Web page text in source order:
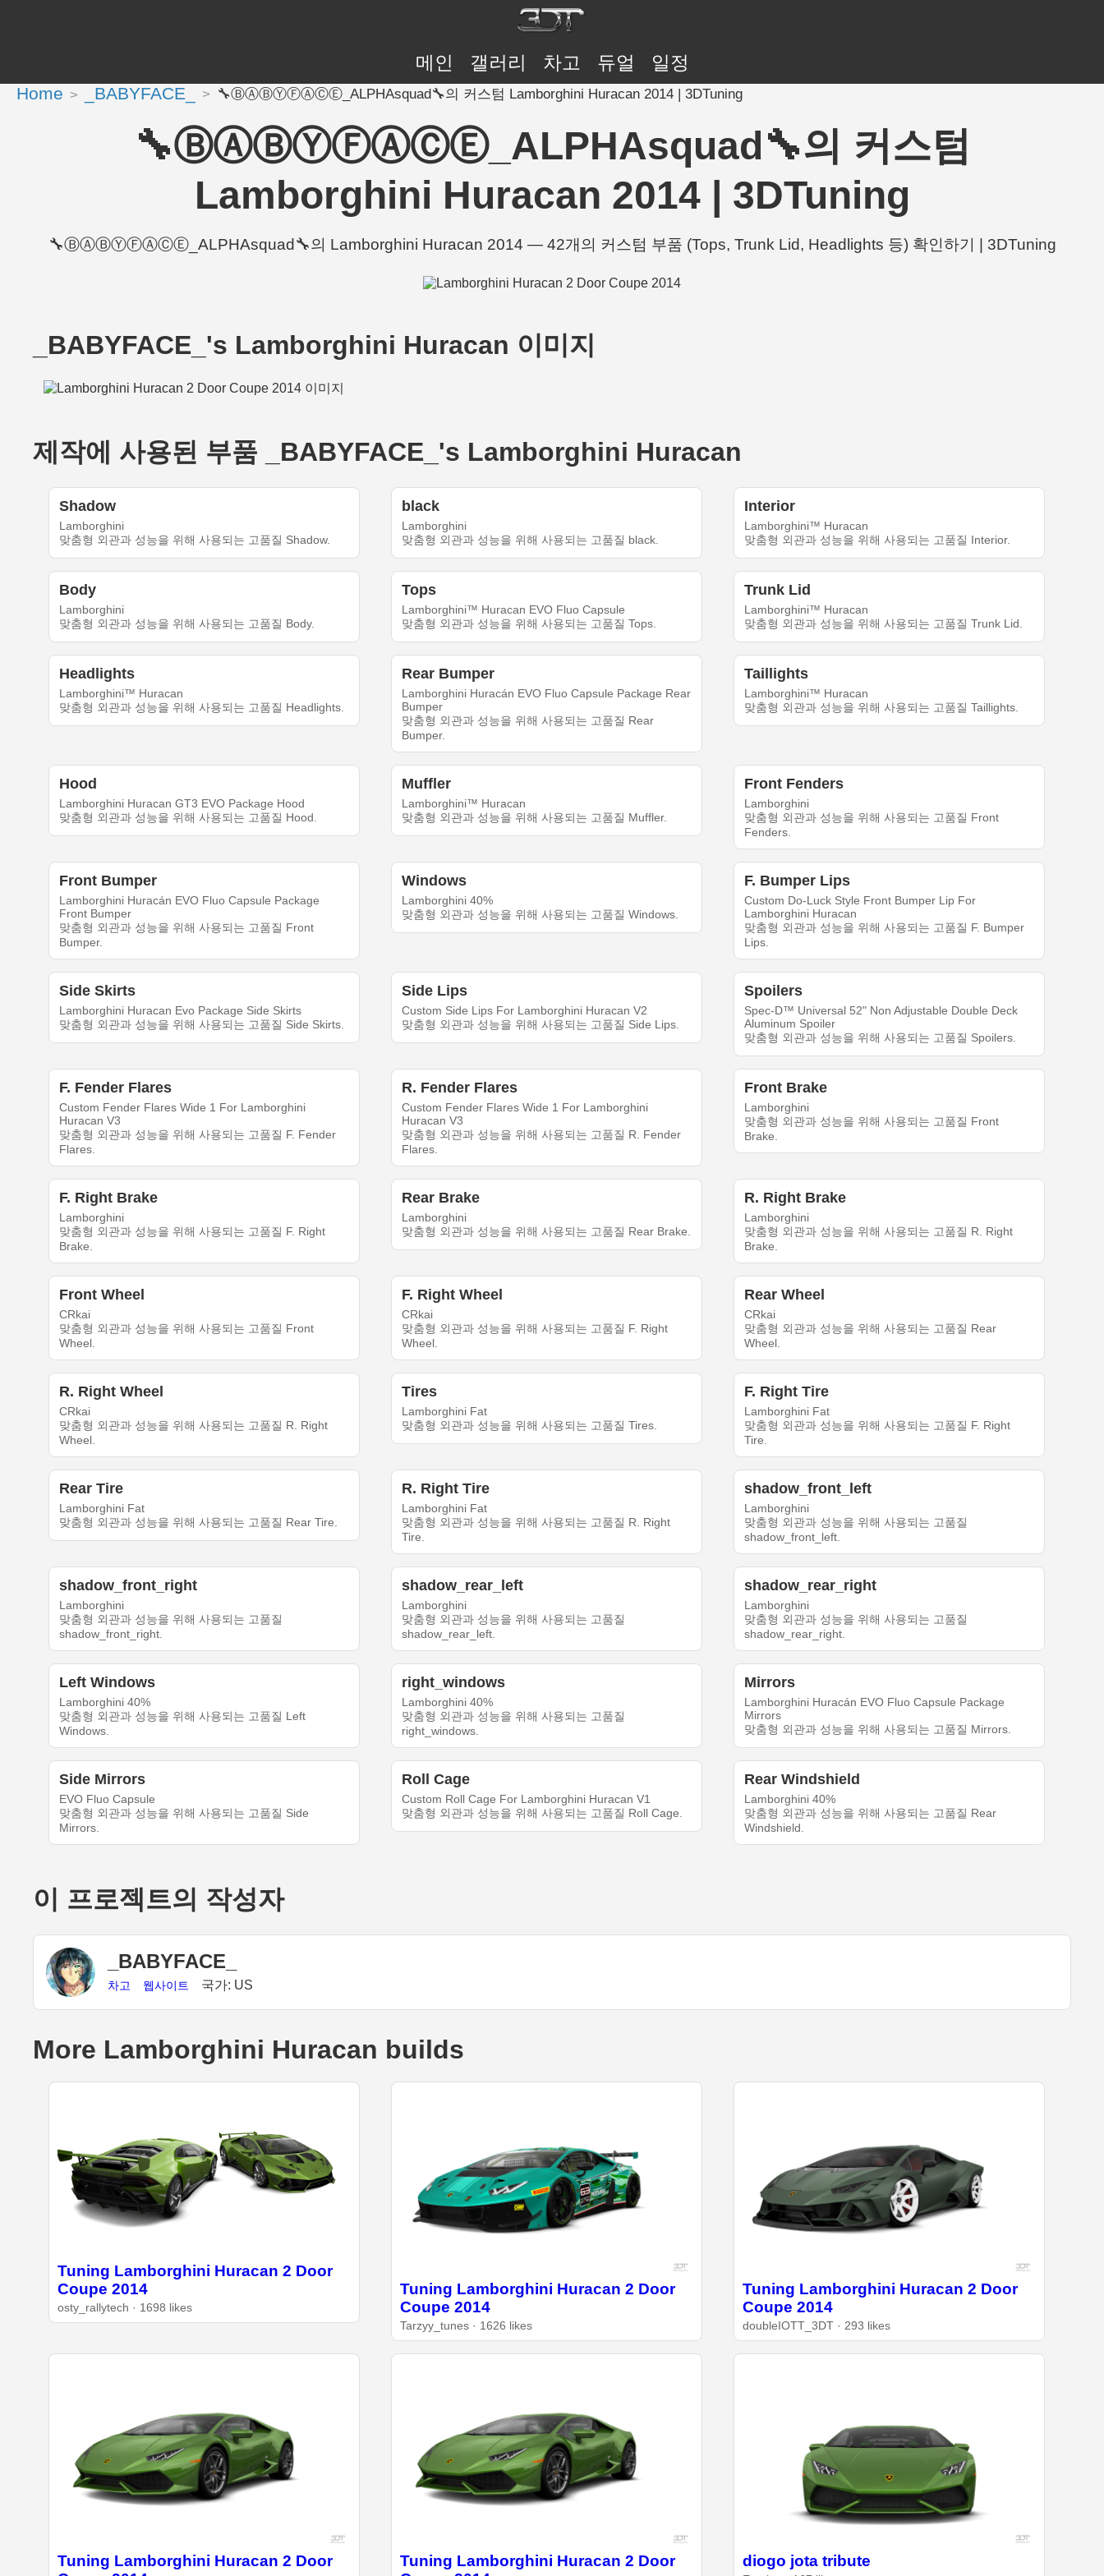
메인 갤러리 차고 듀얼 일정
Home _BABYFACE_ 🔧ⒷⒶⒷⓎⒻⒶⒸⒺ_ALPHAsquad🔧의 커스텀 Lamborghini Huracan 2014 | 3DTuning
🔧ⒷⒶⒷⓎⒻⒶⒸⒺ_ALPHAsquad🔧의 커스텀
Lamborghini Huracan 2014 | 3DTuning
🔧ⒷⒶⒷⓎⒻⒶⒸⒺ_ALPHAsquad🔧의 Lamborghini Huracan 2014 — 42개의 커스텀 부품 (Tops, Trunk Lid, Headlights 등) 확인하기 | 3DTuning
_BABYFACE_'s Lamborghini Huracan 이미지
제작에 사용된 부품 _BABYFACE_'s Lamborghini Huracan
Shadow
Lamborghini
맞춤형 외관과 성능을 위해 사용되는 고품질 Shadow.
black
Lamborghini
맞춤형 외관과 성능을 위해 사용되는 고품질 black.
Interior
Lamborghini™ Huracan
맞춤형 외관과 성능을 위해 사용되는 고품질 Interior.
Body
Lamborghini
맞춤형 외관과 성능을 위해 사용되는 고품질 Body.
Tops
Lamborghini™ Huracan EVO Fluo Capsule
맞춤형 외관과 성능을 위해 사용되는 고품질 Tops.
Trunk Lid
Lamborghini™ Huracan
맞춤형 외관과 성능을 위해 사용되는 고품질 Trunk Lid.
Headlights
Lamborghini™ Huracan
맞춤형 외관과 성능을 위해 사용되는 고품질 Headlights.
Rear Bumper
Lamborghini Huracán EVO Fluo Capsule Package Rear
Bumper
맞춤형 외관과 성능을 위해 사용되는 고품질 Rear
Bumper.
Taillights
Lamborghini™ Huracan
맞춤형 외관과 성능을 위해 사용되는 고품질 Taillights.
Hood
Lamborghini Huracan GT3 EVO Package Hood
맞춤형 외관과 성능을 위해 사용되는 고품질 Hood.
Muffler
Lamborghini™ Huracan
맞춤형 외관과 성능을 위해 사용되는 고품질 Muffler.
Front Fenders
Lamborghini
맞춤형 외관과 성능을 위해 사용되는 고품질 Front
Fenders.
Front Bumper
Lamborghini Huracán EVO Fluo Capsule Package
Front Bumper
맞춤형 외관과 성능을 위해 사용되는 고품질 Front
Bumper.
Windows
Lamborghini 40%
맞춤형 외관과 성능을 위해 사용되는 고품질 Windows.
F. Bumper Lips
Custom Do-Luck Style Front Bumper Lip For
Lamborghini Huracan
맞춤형 외관과 성능을 위해 사용되는 고품질 F. Bumper
Lips.
Side Skirts
Lamborghini Huracan Evo Package Side Skirts
맞춤형 외관과 성능을 위해 사용되는 고품질 Side Skirts.
Side Lips
Custom Side Lips For Lamborghini Huracan V2
맞춤형 외관과 성능을 위해 사용되는 고품질 Side Lips.
Spoilers
Spec-D™ Universal 52" Non Adjustable Double Deck
Aluminum Spoiler
맞춤형 외관과 성능을 위해 사용되는 고품질 Spoilers.
F. Fender Flares
Custom Fender Flares Wide 1 For Lamborghini
Huracan V3
맞춤형 외관과 성능을 위해 사용되는 고품질 F. Fender
Flares.
R. Fender Flares
Custom Fender Flares Wide 1 For Lamborghini
Huracan V3
맞춤형 외관과 성능을 위해 사용되는 고품질 R. Fender
Flares.
Front Brake
Lamborghini
맞춤형 외관과 성능을 위해 사용되는 고품질 Front
Brake.
F. Right Brake
Lamborghini
맞춤형 외관과 성능을 위해 사용되는 고품질 F. Right
Brake.
Rear Brake
Lamborghini
맞춤형 외관과 성능을 위해 사용되는 고품질 Rear Brake.
R. Right Brake
Lamborghini
맞춤형 외관과 성능을 위해 사용되는 고품질 R. Right
Brake.
Front Wheel
CRkai
맞춤형 외관과 성능을 위해 사용되는 고품질 Front
Wheel.
F. Right Wheel
CRkai
맞춤형 외관과 성능을 위해 사용되는 고품질 F. Right
Wheel.
Rear Wheel
CRkai
맞춤형 외관과 성능을 위해 사용되는 고품질 Rear
Wheel.
R. Right Wheel
CRkai
맞춤형 외관과 성능을 위해 사용되는 고품질 R. Right
Wheel.
Tires
Lamborghini Fat
맞춤형 외관과 성능을 위해 사용되는 고품질 Tires.
F. Right Tire
Lamborghini Fat
맞춤형 외관과 성능을 위해 사용되는 고품질 F. Right
Tire.
Rear Tire
Lamborghini Fat
맞춤형 외관과 성능을 위해 사용되는 고품질 Rear Tire.
R. Right Tire
Lamborghini Fat
맞춤형 외관과 성능을 위해 사용되는 고품질 R. Right
Tire.
shadow_front_left
Lamborghini
맞춤형 외관과 성능을 위해 사용되는 고품질
shadow_front_left.
shadow_front_right
Lamborghini
맞춤형 외관과 성능을 위해 사용되는 고품질
shadow_front_right.
shadow_rear_left
Lamborghini
맞춤형 외관과 성능을 위해 사용되는 고품질
shadow_rear_left.
shadow_rear_right
Lamborghini
맞춤형 외관과 성능을 위해 사용되는 고품질
shadow_rear_right.
Left Windows
Lamborghini 40%
맞춤형 외관과 성능을 위해 사용되는 고품질 Left
Windows.
right_windows
Lamborghini 40%
맞춤형 외관과 성능을 위해 사용되는 고품질
right_windows.
Mirrors
Lamborghini Huracán EVO Fluo Capsule Package
Mirrors
맞춤형 외관과 성능을 위해 사용되는 고품질 Mirrors.
Side Mirrors
EVO Fluo Capsule
맞춤형 외관과 성능을 위해 사용되는 고품질 Side
Mirrors.
Roll Cage
Custom Roll Cage For Lamborghini Huracan V1
맞춤형 외관과 성능을 위해 사용되는 고품질 Roll Cage.
Rear Windshield
Lamborghini 40%
맞춤형 외관과 성능을 위해 사용되는 고품질 Rear
Windshield.
이 프로젝트의 작성자
_BABYFACE_
차고 웹사이트 국가: US
More Lamborghini Huracan builds
Tuning Lamborghini Huracan 2 Door
Coupe 2014
osty_rallytech · 1698 likes
Tuning Lamborghini Huracan 2 Door
Coupe 2014
Tarzyy_tunes · 1626 likes
Tuning Lamborghini Huracan 2 Door
Coupe 2014
doubleIOTT_3DT · 293 likes
Tuning Lamborghini Huracan 2 Door
Tuning Lamborghini Huracan 2 Door
diogo jota tribute